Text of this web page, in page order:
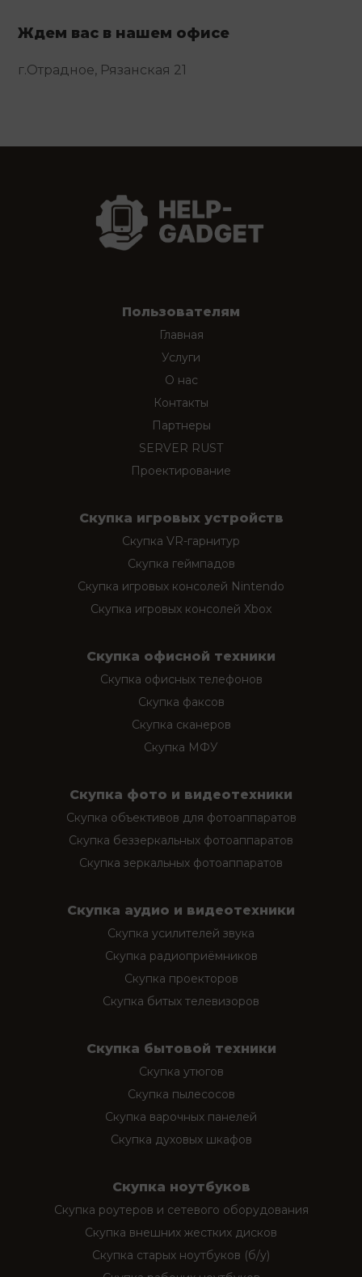
Ждем вас в нашем офисе
г.Отрадное, Рязанская 21
Пользователям
Главная
Услуги
О нас
Контакты
Партнеры
SERVER RUST
Проектирование
Скупка игровых устройств
Скупка VR-гарнитур
Скупка геймпадов
Скупка игровых консолей Nintendo
Скупка игровых консолей Xbox
Скупка офисной техники
Скупка офисных телефонов
Скупка факсов
Скупка сканеров
Скупка МФУ
Скупка фото и видеотехники
Скупка объективов для фотоаппаратов
Скупка беззеркальных фотоаппаратов
Скупка зеркальных фотоаппаратов
Скупка аудио и видеотехники
Скупка усилителей звука
Скупка радиоприёмников
Скупка проекторов
Скупка битых телевизоров
Скупка бытовой техники
Скупка утюгов
Скупка пылесосов
Скупка варочных панелей
Скупка духовых шкафов
Скупка ноутбуков
Скупка роутеров и сетевого оборудования
Скупка внешних жестких дисков
Скупка старых ноутбуков (б/у)